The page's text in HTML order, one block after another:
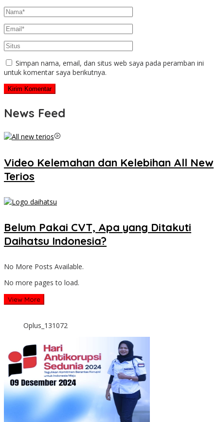
Simpan nama, email, dan situs web saya pada peramban ini
untuk komentar saya berikutnya.
News Feed
Video Kelemahan dan Kelebihan All New
Terios
Belum Pakai CVT, Apa yang Ditakuti
Daihatsu Indonesia?
No More Posts Available.
No more pages to load.
View More
Oplus_131072